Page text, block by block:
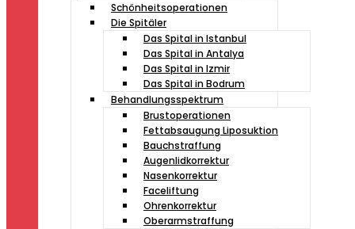
Schönheitsoperationen
Die Spitäler
Das Spital in Istanbul
Das Spital in Antalya
Das Spital in Izmir
Das Spital in Bodrum
Behandlungsspektrum
Brustoperationen
Fettabsaugung Liposuktion
Bauchstraffung
Augenlidkorrektur
Nasenkorrektur
Faceliftung
Ohrenkorrektur
Oberarmstraffung